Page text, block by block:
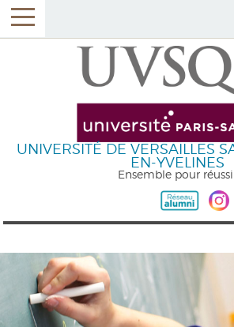
UNIVERSITÉ DE VERSAILLES
EN-YVELINES
Ensemble pour